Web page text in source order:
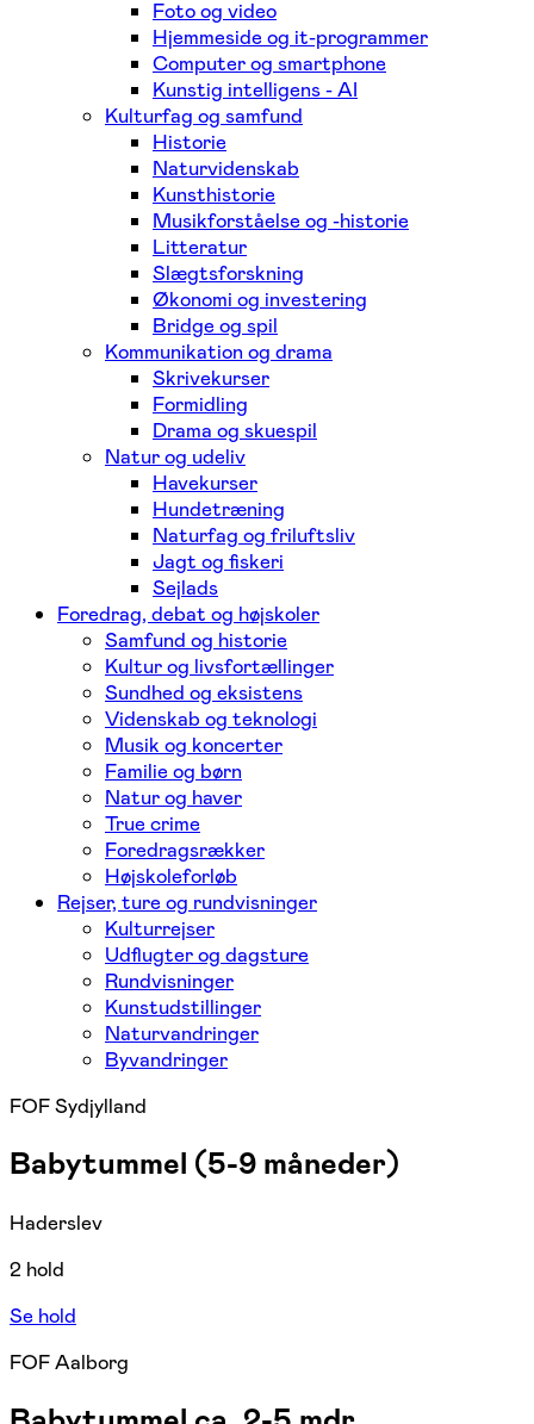
Foto og video
Hjemmeside og it-programmer
Computer og smartphone
Kunstig intelligens - AI
Kulturfag og samfund
Historie
Naturvidenskab
Kunsthistorie
Musikforståelse og -historie
Litteratur
Slægtsforskning
Økonomi og investering
Bridge og spil
Kommunikation og drama
Skrivekurser
Formidling
Drama og skuespil
Natur og udeliv
Havekurser
Hundetræning
Naturfag og friluftsliv
Jagt og fiskeri
Sejlads
Foredrag, debat og højskoler
Samfund og historie
Kultur og livsfortællinger
Sundhed og eksistens
Videnskab og teknologi
Musik og koncerter
Familie og børn
Natur og haver
True crime
Foredragsrækker
Højskoleforløb
Rejser, ture og rundvisninger
Kulturrejser
Udflugter og dagsture
Rundvisninger
Kunstudstillinger
Naturvandringer
Byvandringer
FOF Sydjylland
Babytummel (5-9 måneder)
Haderslev
2 hold
Se hold
FOF Aalborg